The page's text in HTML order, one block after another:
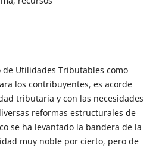
de Utilidades Tributables como
los contribuyentes, es acorde
tributaria y con las necesidades
reformas estructurales de
se ha levantado la bandera de la
muy noble por cierto, pero de